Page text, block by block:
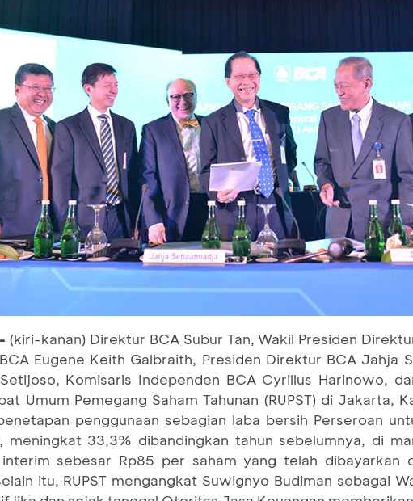
(kiri-kanan) Direktur BCA Subur Tan, Wakil Presiden
Eugene Keith Galbraith, Presiden Direktur BCA Jahja
Komisaris Independen BCA Cyrillus Harinowo,
Umum Pemegang Saham Tahunan (RUPST) di Jakarta,
penggunaan sebagian laba bersih Perseroan
meningkat 33,3% dibandingkan tahun sebelumnya, di
sebesar Rp85 per saham yang telah dibayarkan
itu, RUPST mengangkat Suwignyo Budiman sebagai